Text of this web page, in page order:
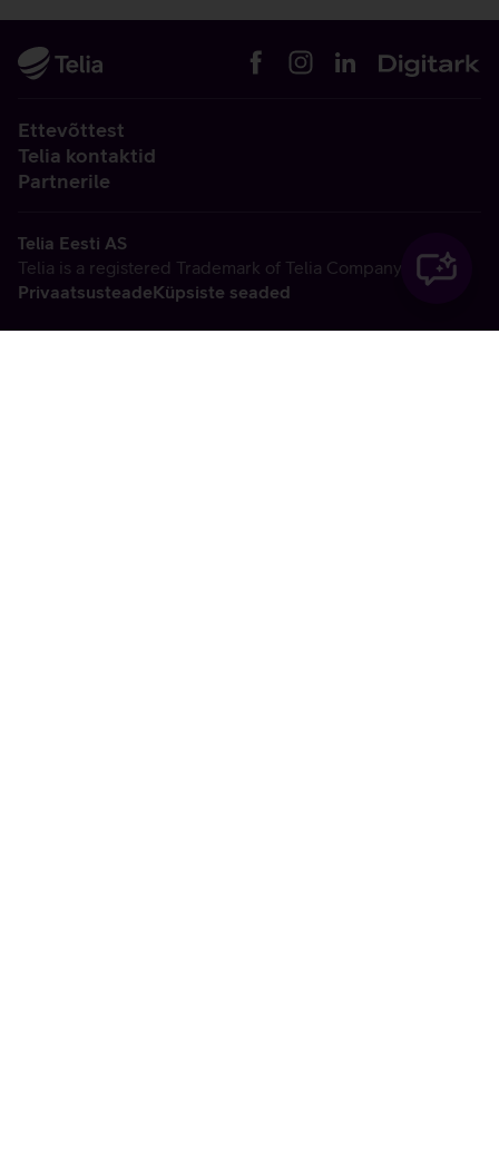
Ettevõttest
Telia kontaktid
Partnerile
Telia Eesti AS
Telia is a registered Trademark of Telia Company AB
PrivaatsusteadeKüpsiste seaded